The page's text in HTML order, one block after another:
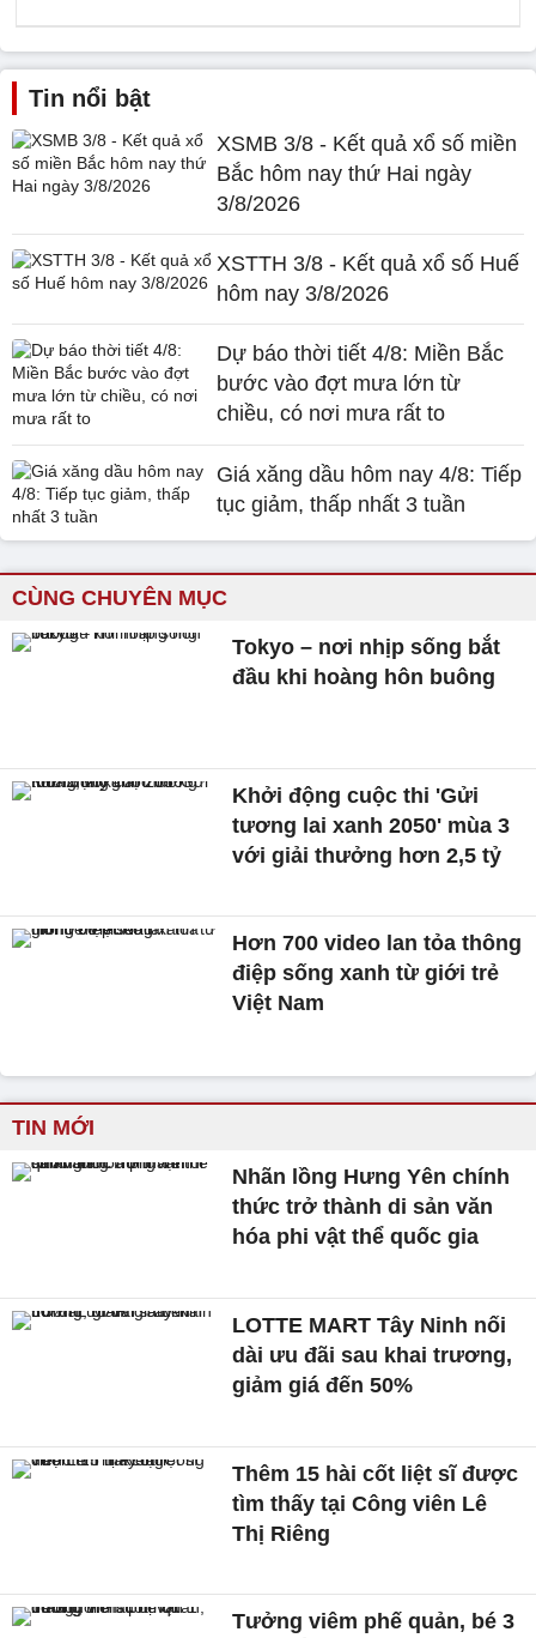
Tin nổi bật
XSMB 3/8 - Kết quả xổ số miền
Bắc hôm nay thứ Hai ngày
3/8/2026
XSTTH 3/8 - Kết quả xổ số Huế
hôm nay 3/8/2026
Dự báo thời tiết 4/8: Miền Bắc
bước vào đợt mưa lớn từ
chiều, có nơi mưa rất to
Giá xăng dầu hôm nay 4/8: Tiếp
tục giảm, thấp nhất 3 tuần
CÙNG CHUYÊN MỤC
Tokyo – nơi nhịp sống bắt
đầu khi hoàng hôn buông
Khởi động cuộc thi 'Gửi
tương lai xanh 2050' mùa 3
với giải thưởng hơn 2,5 tỷ
Hơn 700 video lan tỏa thông
điệp sống xanh từ giới trẻ
Việt Nam
TIN MỚI
Nhãn lồng Hưng Yên chính
thức trở thành di sản văn
hóa phi vật thể quốc gia
LOTTE MART Tây Ninh nối
dài ưu đãi sau khai trương,
giảm giá đến 50%
Thêm 15 hài cốt liệt sĩ được
tìm thấy tại Công viên Lê
Thị Riêng
Tưởng viêm phế quản, bé 3